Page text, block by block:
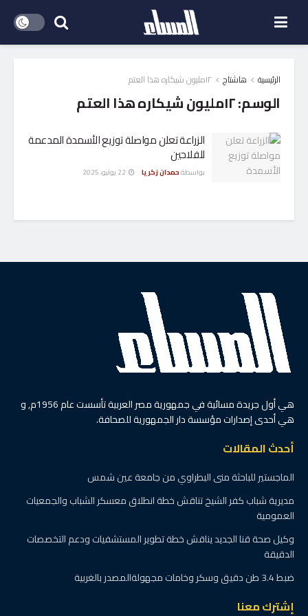
الرئيسية هاشتاج ١٢مليون شيكاره هذا العتم
الوسم:١٢مليون شيكاره هذا العتم
الزراعة تعلن مواصلة توزيع الأسمدة المدعمة
للفلاحين
بواسطةحمدان زكريا
هي أول جريدة مسائية في جمهورية مصر العربية تأسست عام 1956م, و
هي أحدى إصدارات مؤسسة دار الجمهورية للصحافة.
أحدث المقالات
الماجستير للباحثة منى البطراوي من جامعة عين شمس
مديرية شباب كفر الشيخ تناقش خطة انطلاق معسكر الشباب والجمعيات
العمومية
وكيل صحة قنا الجديد يناقش خطة تطوير المستشفيات ودعم التخصصات
الدقيقة
ضبط 3.4 طن دقيق وسكر وخامات مجهولةالمصدر بالغربية
إشترك معنا